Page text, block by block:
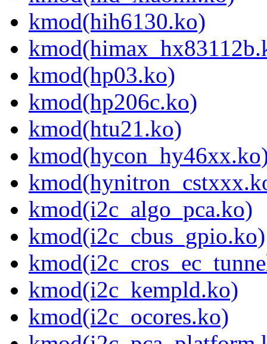
kmod(hih6130.ko)
kmod(hp03.ko)
kmod(hp206c.ko)
kmod(htu21.ko)
kmod(i2c_algo_pca.ko)
kmod(i2c_cbus_gpio.ko)
kmod(i2c_kempld.ko)
kmod(i2c_ocores.ko)